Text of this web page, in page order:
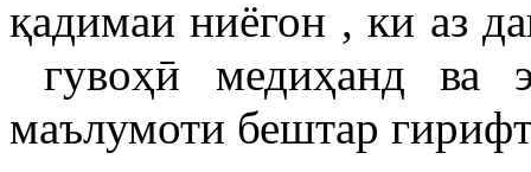
қадимаи ниёгон , ки аз
гувоҳӣ медиҳанд ва
маълумоти бештар